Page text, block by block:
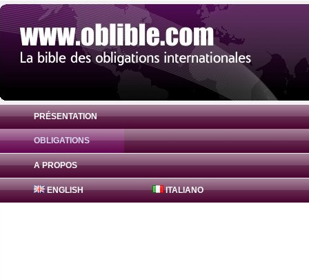
PRÉSENTATION
OBLIGATIONS
A PROPOS
ENGLISH ITALIANO
Obligation Lusitania 0% ( PTPBTJGE0024